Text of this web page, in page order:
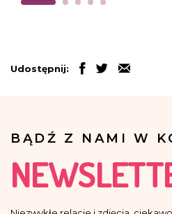
Udostępnij:
BĄDŹ Z NAMI W